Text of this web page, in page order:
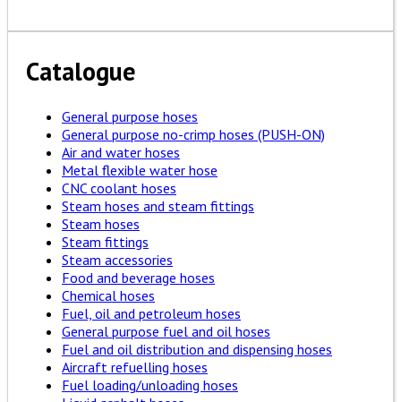
Catalogue
General purpose hoses
General purpose no-crimp hoses (PUSH-ON)
Air and water hoses
Metal flexible water hose
CNC coolant hoses
Steam hoses and steam fittings
Steam hoses
Steam fittings
Steam accessories
Food and beverage hoses
Chemical hoses
Fuel, oil and petroleum hoses
General purpose fuel and oil hoses
Fuel and oil distribution and dispensing hoses
Aircraft refuelling hoses
Fuel loading/unloading hoses